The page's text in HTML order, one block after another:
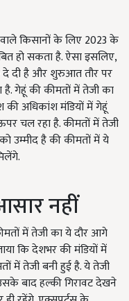
किसानों के लिए 2023 के
हो सकता है. ऐसा इसलिए,
दे दी है और शुरुआत तौर पर
गेहूं की कीमतों में तेजी का
अधिकांश मंडियों में गेहूं
चल रहा है. कीमतों में तेजी
उम्मीद है की कीमतों में ये
नहीं
में तेजी का ये दौर आगे
कि देशभर की मंडियों में
में तेजी बनी हुई है. ये तेजी
बाद हल्की गिरावट देखने